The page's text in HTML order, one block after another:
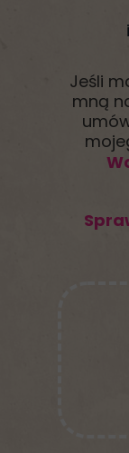
Jeśli
mną